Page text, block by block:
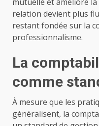
relation devient plus
restant fondée sur la
professionnalisme.
La
comme
À mesure que les
généralisent, la